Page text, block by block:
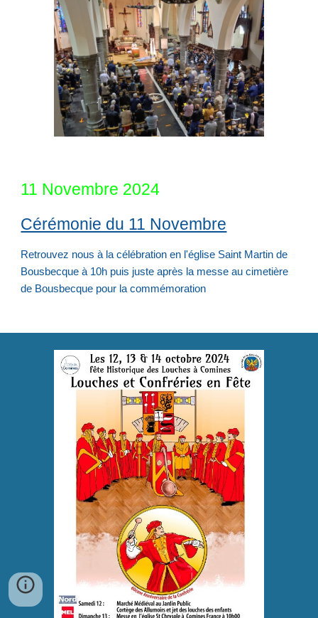
11 Novembre 2024
Cérémonie du 11 Novembre
Retrouvez nous à la célébration en l'église Saint Martin de
Bousbecque à 10h puis juste après la messe au cimetière
de Bousbecque pour la commémoration